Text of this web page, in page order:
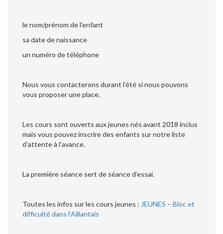
le nom/prénom de l’enfant
sa date de naissance
un numéro de téléphone
Nous vous contacterons durant l’été si nous pouvons
vous proposer une place.
Les cours sont ouverts aux jeunes nés avant 2018 inclus
mais vous pouvez inscrire des enfants sur notre liste
d’attente à l’avance.
La première séance sert de séance d’essai.
Toutes les infos sur les cours jeunes : JEUNES – Bloc et
difficulté dans l’Aillantais